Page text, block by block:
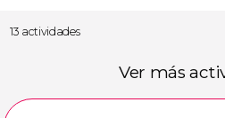
13 actividades
Ver más